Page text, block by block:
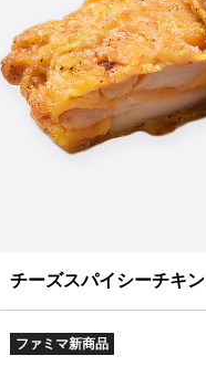
チーズスパイシーチキン
ファミマ新商品